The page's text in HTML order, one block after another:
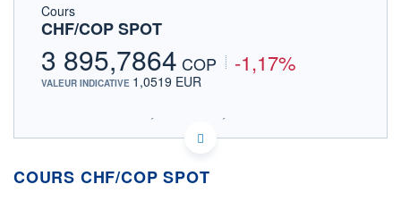
Cours
CHF/COP SPOT
3 895,7864 COP -1,17%
VALEUR INDICATIVE 1,0519 EUR
SIX - FOREX 2 DONNÉES TEMPS RÉEL
Politique d'exécution
COURS CHF/COP SPOT